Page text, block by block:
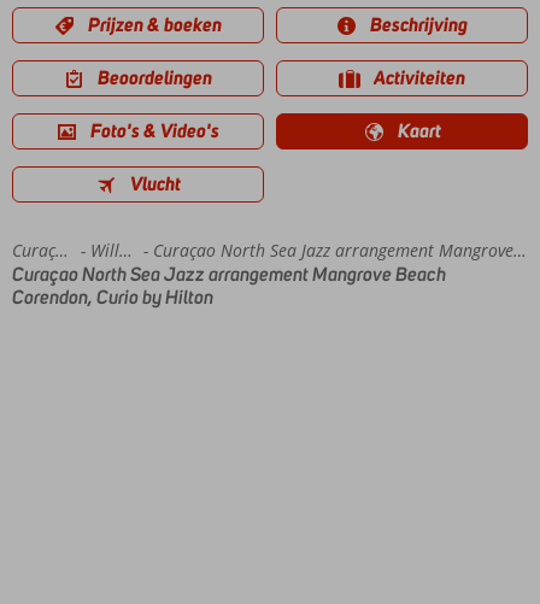
Prijzen & boeken Beschrijving
Beoordelingen Activiteiten
Foto's & Video's Kaart
Vlucht
Home Curaçao Willemstad
Curaçao North Sea Jazz arrangement Mangrove Beach Corendon, Curio by Hilton
Curaçao North Sea Jazz arrangement Mangrove Beach
Corendon, Curio by Hilton